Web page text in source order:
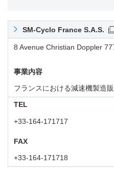
SM-Cyclo France S.A.S.
8 Avenue Christian Doppler
事業内容
フランスにおける減速機製造
TEL
+33-164-171717
FAX
+33-164-171718